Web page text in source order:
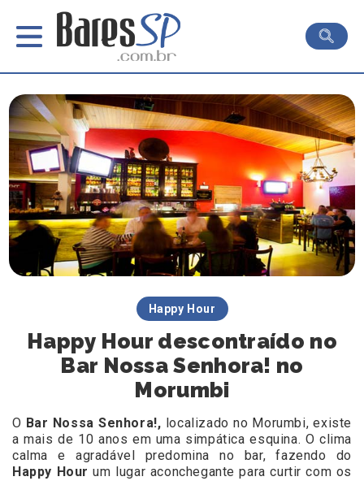
Happy Hour
Happy Hour descontraído no
Bar Nossa Senhora! no
Morumbi
O Bar Nossa Senhora!, localizado no Morumbi, existe
a mais de 10 anos em uma simpática esquina. O clima
calma e agradável predomina no bar, fazendo do
Happy Hour um lugar aconchegante para curtir com os